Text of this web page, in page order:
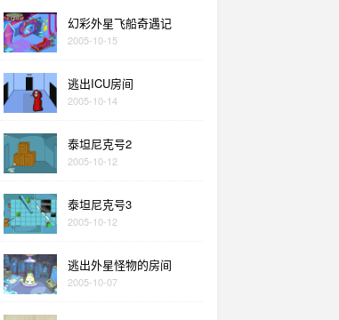
幻彩外星飞船奇遇记
2005-10-15
逃出ICU房间
2005-10-14
泰坦尼克号2
2005-10-12
泰坦尼克号3
2005-10-12
逃出外星怪物的房间
2005-10-07